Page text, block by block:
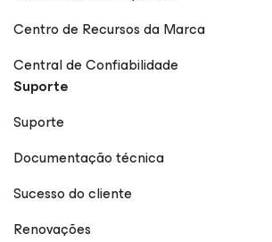
Centro de Recursos da Marca
Central de Confiabilidade
Suporte
Suporte
Documentação técnica
Sucesso do cliente
Renovações